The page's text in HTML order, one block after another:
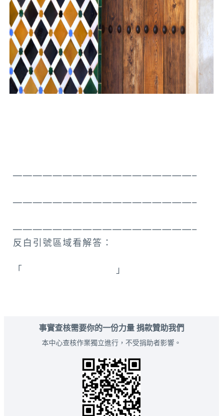
——————————————————–
——————————————————–
——————————————————–
反白引號區域看解答：
「 」
事實查核需要你的一份力量 捐款贊助我們
本中心查核作業獨立進行，不受捐助者影響。